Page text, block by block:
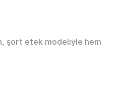
şort etek modeliyle hem